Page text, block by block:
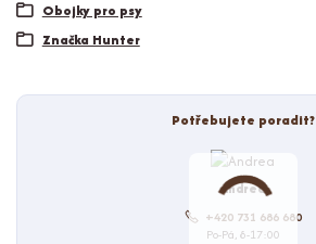
Obojky pro psy
Značka Hunter
Potřebujete poradit?
Andrea
+420 731 686 680
Po-Pá, 8-17:00